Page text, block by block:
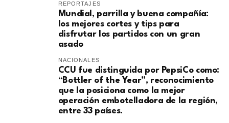
REPORTAJES
Mundial, parrilla y buena compañía:
los mejores cortes y tips para
disfrutar los partidos con un gran
asado
NACIONALES
CCU fue distinguida por PepsiCo como:
“Bottler of the Year”, reconocimiento
que la posiciona como la mejor
operación embotelladora de la región,
entre 33 países.